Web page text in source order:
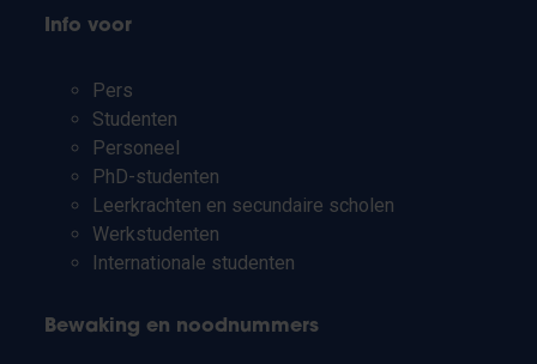
Info voor
Pers
Studenten
Personeel
PhD-studenten
Leerkrachten en secundaire scholen
Werkstudenten
Internationale studenten
Bewaking en noodnummers